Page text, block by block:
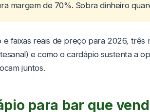
margem de 70%. Sobra dinheiro
faixas reais de preço para 2026,
e como o cardápio sustenta a
juntos.
para bar que